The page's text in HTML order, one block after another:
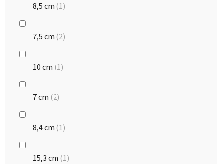
8,5 cm 1
7,5 cm 2
10 cm 1
7 cm 2
8,4 cm 1
15,3 cm 1